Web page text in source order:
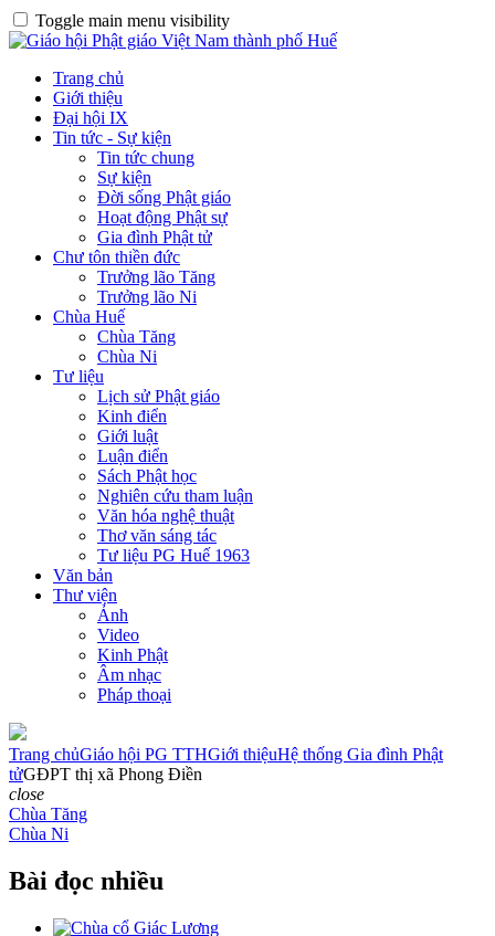
Toggle main menu visibility
Trang chủ
Giới thiệu
Đại hội IX
Tin tức - Sự kiện
Tin tức chung
Sự kiện
Đời sống Phật giáo
Hoạt động Phật sự
Gia đình Phật tử
Chư tôn thiền đức
Trưởng lão Tăng
Trưởng lão Ni
Chùa Huế
Chùa Tăng
Chùa Ni
Tư liệu
Lịch sử Phật giáo
Kinh điển
Giới luật
Luận điển
Sách Phật học
Nghiên cứu tham luận
Văn hóa nghệ thuật
Thơ văn sáng tác
Tư liệu PG Huế 1963
Văn bản
Thư viện
Ảnh
Video
Kinh Phật
Âm nhạc
Pháp thoại
Trang chủGiáo hội PG TTHGiới thiệuHệ thống Gia đình Phật
tửGĐPT thị xã Phong Điền
close
Chùa Tăng
Chùa Ni
Bài đọc nhiều